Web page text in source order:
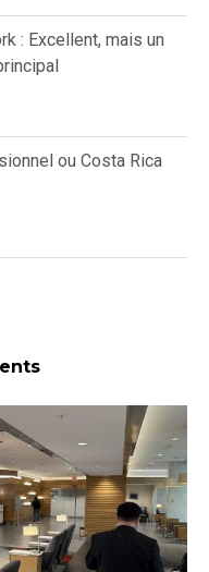
: Excellent, mais un
ou Costa Rica